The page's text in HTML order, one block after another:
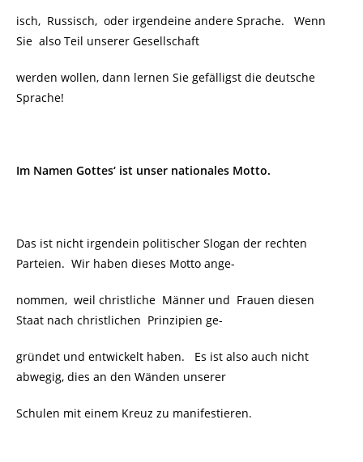
isch, Russisch, oder irgendeine andere Sprache. Wenn
Sie also Teil unserer Gesellschaft
werden wollen, dann lernen Sie gefälligst die deutsche
Sprache!
Im Namen Gottes‘ ist unser nationales Motto.
Das ist nicht irgendein politischer Slogan der rechten
Parteien. Wir haben dieses Motto ange-
nommen, weil christliche Männer und Frauen diesen
Staat nach christlichen Prinzipien ge-
gründet und entwickelt haben. Es ist also auch nicht
abwegig, dies an den Wänden unserer
Schulen mit einem Kreuz zu manifestieren.